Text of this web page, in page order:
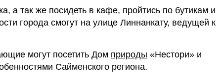
а так же посидеть в кафе, пройтись по бутикам и
города смогут на улице Линнанкату, ведущей к
могут посетить Дом природы «Нестори» и
Сайменского региона.